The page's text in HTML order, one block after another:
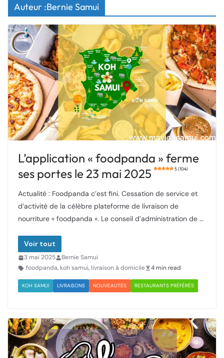
Auteur :Bernie Samui
L’application « foodpanda » ferme
ses portes le 23 mai 2025
5 (104)
Actualité : Foodpanda c’est fini. Cessation de service et
d’activité de la célèbre plateforme de livraison de
nourriture « foodpanda ». Le conseil d’administration de …
Voir tout
3 mai 2025
Bernie Samui
foodpanda, koh samui, livraison à domicile 4 min read
KOH SAMUI LIVRAISONS NOUVEAUTÉS RESTAURANTS PRÉFÉRÉS